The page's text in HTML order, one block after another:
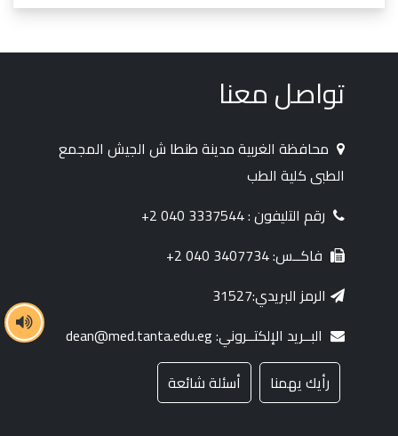
تواصل معنا
محافظة الغربية مدينة طنطا ش الجيش المجمع
الطبى كلية الطب
رقم التليفون : 3337544 040 2+
فاكــس: 3407734 040 2+
الرمز البريدي:31527
البــريد الإلكتــروني: dean@med.tanta.edu.eg
رأيك يهمنا
أسئلة شائعة